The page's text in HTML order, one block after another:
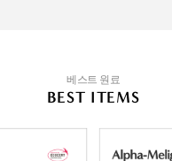
베스트 원료
BEST ITEMS